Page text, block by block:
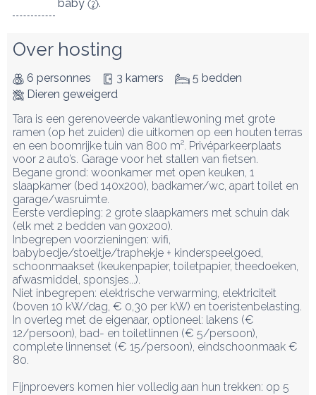
baby
.
Over hosting
6 personnes 3 kamers
5 bedden
Dieren geweigerd
Tara is een gerenoveerde vakantiewoning met grote
ramen (op het zuiden) die uitkomen op een houten terras
en een boomrijke tuin van 800 m². Privéparkeerplaats
voor 2 auto’s. Garage voor het stallen van fietsen.
Begane grond: woonkamer met open keuken, 1
slaapkamer (bed 140x200), badkamer/wc, apart toilet en
garage/wasruimte.
Eerste verdieping: 2 grote slaapkamers met schuin dak
(elk met 2 bedden van 90x200).
Inbegrepen voorzieningen: wifi,
babybedje/stoeltje/traphekje + kinderspeelgoed,
schoonmaakset (keukenpapier, toiletpapier, theedoeken,
afwasmiddel, sponsjes...).
Niet inbegrepen: elektrische verwarming, elektriciteit
(boven 10 kW/dag, € 0,30 per kW) en toeristenbelasting.
In overleg met de eigenaar, optioneel: lakens (€
12/persoon), bad- en toiletlinnen (€ 5/persoon),
complete linnenset (€ 15/persoon), eindschoonmaak €
80.
Fijnproevers komen hier volledig aan hun trekken: op 5